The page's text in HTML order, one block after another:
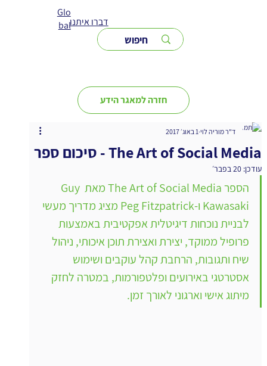
דברו איתנו
Glo
bal
חזרה למאגר הידע
The Art of Social Media - סיכום ספר
ד"ר מוריה לוי 1 באוג׳ 2017
עודכן: 20 בפבר׳
הספר The Art of Social Media מאת Guy
Kawasaki ו-Peg Fitzpatrick מציג מדריך מעשי
לבניית נוכחות דיגיטלית אפקטיבית באמצעות
פרופיל ממוקד, יצירת ואצירת תוכן איכותי, ניהול
שיח ותגובות, הרחבת קהל עוקבים ושימוש
אסטרטגי באירועים ופלטפורמות, במטרה לחזק
מיתוג אישי וארגוני לאורך זמן.